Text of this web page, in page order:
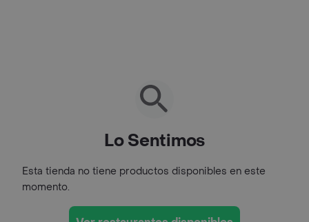
Lo Sentimos
Esta tienda no tiene productos disponibles en este
momento.